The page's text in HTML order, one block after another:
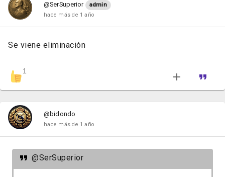
@SerSuperior
admin
hace más de 1 año
Se viene eliminación
1
@bidondo
hace más de 1 año
@SerSuperior